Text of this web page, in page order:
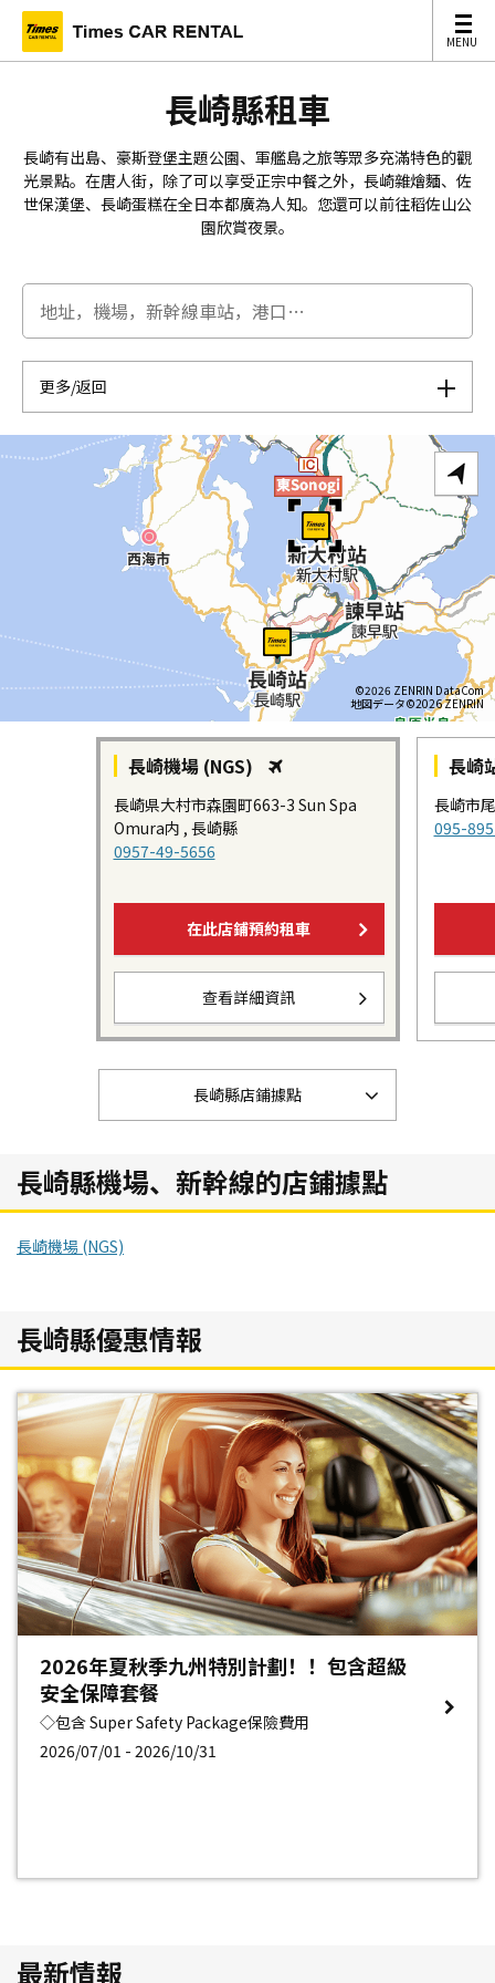
MENU
MENU
長崎縣租車
長崎有出島、豪斯登堡主題公園、軍艦島之旅等眾多充滿特色的觀
光景點。在唐人街，除了可以享受正宗中餐之外，長崎雜燴麵、佐
世保漢堡、長崎蛋糕在全日本都廣為人知。您還可以前往稻佐山公
園欣賞夜景。
長崎機場 (NGS)
長崎県大村市森園町663-3 Sun Spa
Omura内 , 長崎縣
0957-49-5656
在此店鋪預約租車
查看詳細資訊
長崎
長崎市
095-
長崎縣店鋪據點
更多/返回
©2026 ZENRIN DataCom
地図データ©2026 ZENRIN
長崎縣機場、新幹線的店鋪據點
長崎機場 (NGS)
長崎縣優惠情報
2026年夏秋季九州特別計劃！！包含超級
安全保障套餐
◇包含 Super Safety Package保險費用
2026/07/01 - 2026/10/31
最新情報